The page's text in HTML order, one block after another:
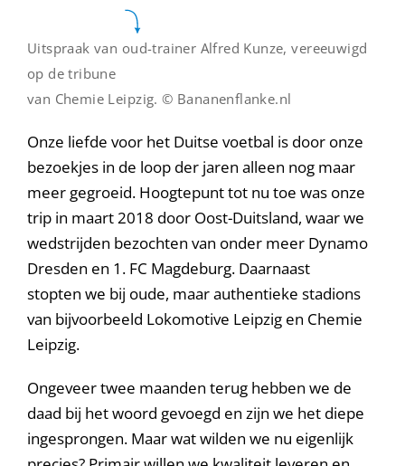
Uitspraak van oud-trainer Alfred Kunze, vereeuwigd
op de tribune
van Chemie Leipzig. © Bananenflanke.nl
Onze liefde voor het Duitse voetbal is door onze
bezoekjes in de loop der jaren alleen nog maar
meer gegroeid. Hoogtepunt tot nu toe was onze
trip in maart 2018 door Oost-Duitsland, waar we
wedstrijden bezochten van onder meer Dynamo
Dresden en 1. FC Magdeburg. Daarnaast
stopten we bij oude, maar authentieke stadions
van bijvoorbeeld Lokomotive Leipzig en Chemie
Leipzig.
Ongeveer twee maanden terug hebben we de
daad bij het woord gevoegd en zijn we het diepe
ingesprongen. Maar wat wilden we nu eigenlijk